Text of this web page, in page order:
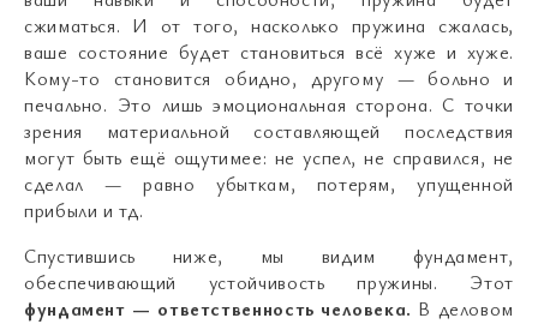
сжиматься. И от того, насколько пружина сжалась,
ваше состояние будет становиться всё хуже и хуже.
Кому-то становится обидно, другому — больно и
печально. Это лишь эмоциональная сторона. С точки
зрения материальной составляющей последствия
могут быть ещё ощутимее: не успел, не справился, не
сделал — равно убыткам, потерям, упущенной
прибыли и тд.
Спустившись ниже, мы видим фундамент,
обеспечивающий устойчивость пружины. Этот
фундамент — ответственность человека. В деловом